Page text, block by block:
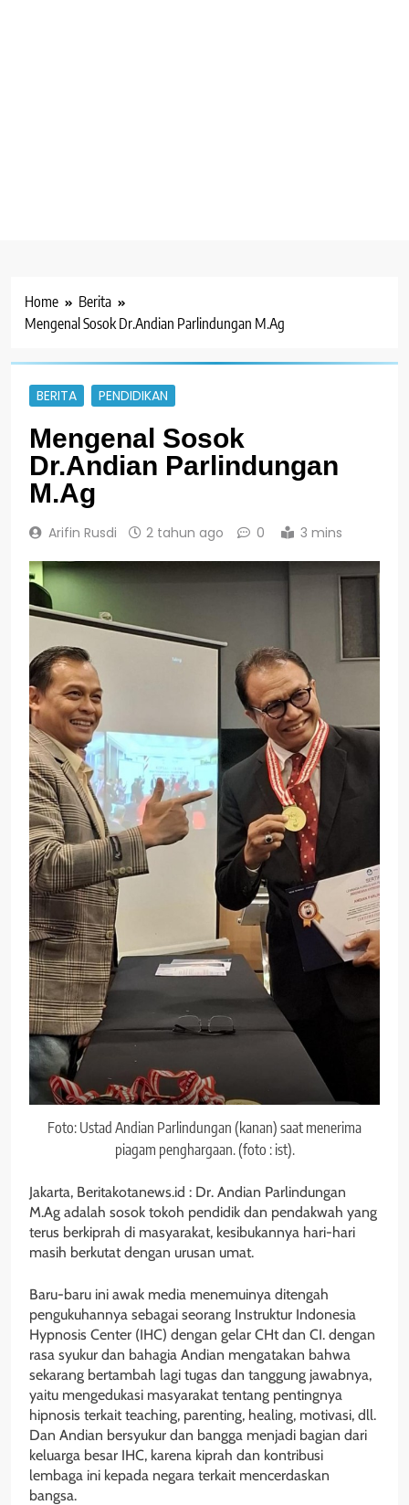
Home
Berita
Mengenal Sosok Dr.Andian Parlindungan M.Ag
BERITA PENDIDIKAN
Mengenal Sosok
Dr.Andian Parlindungan
M.Ag
Arifin Rusdi 2 tahun ago 0 3 mins
Foto: Ustad Andian Parlindungan (kanan) saat menerima
piagam penghargaan. (foto : ist).
Jakarta, Beritakotanews.id : Dr. Andian Parlindungan
M.Ag adalah sosok tokoh pendidik dan pendakwah yang
terus berkiprah di masyarakat, kesibukannya hari-hari
masih berkutat dengan urusan umat.
Baru-baru ini awak media menemuinya ditengah
pengukuhannya sebagai seorang Instruktur Indonesia
Hypnosis Center (IHC) dengan gelar CHt dan CI. dengan
rasa syukur dan bahagia Andian mengatakan bahwa
sekarang bertambah lagi tugas dan tanggung jawabnya,
yaitu mengedukasi masyarakat tentang pentingnya
hipnosis terkait teaching, parenting, healing, motivasi, dll.
Dan Andian bersyukur dan bangga menjadi bagian dari
keluarga besar IHC, karena kiprah dan kontribusi
lembaga ini kepada negara terkait mencerdaskan
bangsa.